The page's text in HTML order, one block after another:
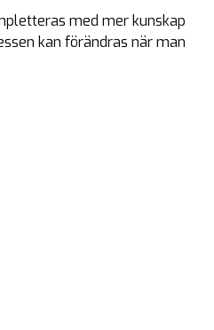
med mer kunskap
kan förändras när man